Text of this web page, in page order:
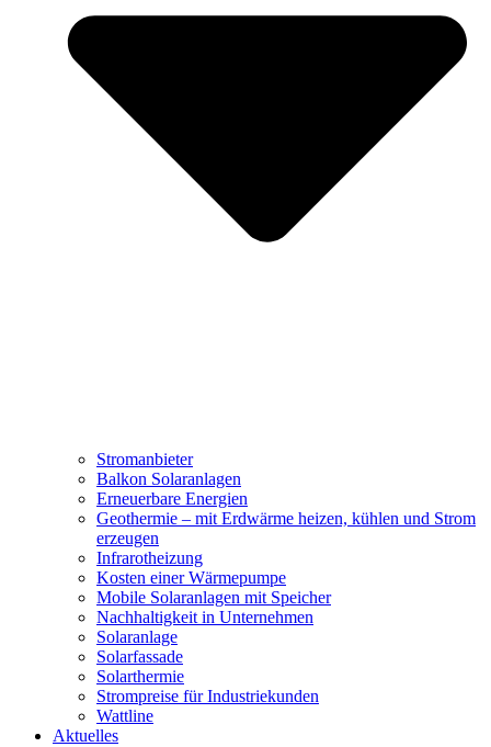
Stromanbieter
Balkon Solaranlagen
Erneuerbare Energien
Geothermie – mit Erdwärme heizen, kühlen und Strom
erzeugen
Infrarotheizung
Kosten einer Wärmepumpe
Mobile Solaranlagen mit Speicher
Nachhaltigkeit in Unternehmen
Solaranlage
Solarfassade
Solarthermie
Strompreise für Industriekunden
Wattline
Aktuelles